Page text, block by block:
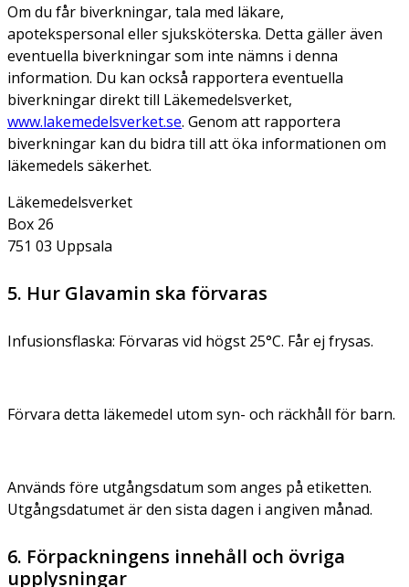
Om du får biverkningar, tala med läkare,
apotekspersonal eller sjuksköterska. Detta gäller även
eventuella biverkningar som inte nämns i denna
information. Du kan också rapportera eventuella
biverkningar direkt till Läkemedelsverket,
www.lakemedelsverket.se. Genom att rapportera
biverkningar kan du bidra till att öka informationen om
läkemedels säkerhet.
Läkemedelsverket
Box 26
751 03 Uppsala
5. Hur Glavamin ska förvaras
Infusionsflaska: Förvaras vid högst 25°C. Får ej frysas.
Förvara detta läkemedel utom syn- och räckhåll för barn.
Används före utgångsdatum som anges på etiketten.
Utgångsdatumet är den sista dagen i angiven månad.
6. Förpackningens innehåll och övriga
upplysningar